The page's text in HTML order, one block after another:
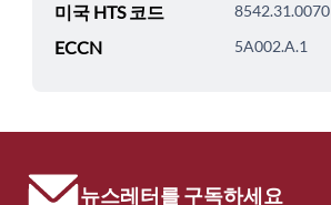
미국 HTS 코드 8542.31.0070
ECCN 5A002.A.1
뉴스레터를 구독하세요